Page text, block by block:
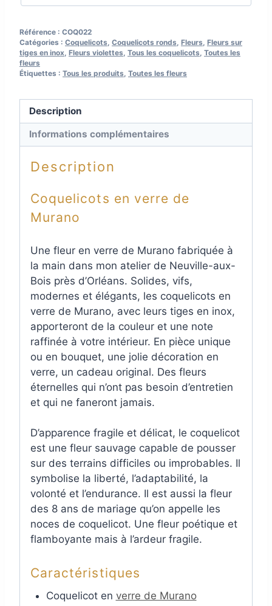
Référence : COQ022
Catégories : Coquelicots, Coquelicots ronds, Fleurs, Fleurs sur
tiges en inox, Fleurs violettes, Tous les coquelicots, Toutes les
fleurs
Étiquettes : Tous les produits, Toutes les fleurs
Description
Informations complémentaires
Description
Coquelicots en verre de
Murano
Une fleur en verre de Murano fabriquée à
la main dans mon atelier de Neuville-aux-
Bois près d’Orléans. Solides, vifs,
modernes et élégants, les coquelicots en
verre de Murano, avec leurs tiges en inox,
apporteront de la couleur et une note
raffinée à votre intérieur. En pièce unique
ou en bouquet, une jolie décoration en
verre, un cadeau original. Des fleurs
éternelles qui n’ont pas besoin d’entretien
et qui ne faneront jamais.
D’apparence fragile et délicat, le coquelicot
est une fleur sauvage capable de pousser
sur des terrains difficiles ou improbables. Il
symbolise la liberté, l’adaptabilité, la
volonté et l’endurance. Il est aussi la fleur
des 8 ans de mariage qu’on appelle les
noces de coquelicot. Une fleur poétique et
flamboyante mais à l’ardeur fragile.
Caractéristiques
Coquelicot en verre de Murano